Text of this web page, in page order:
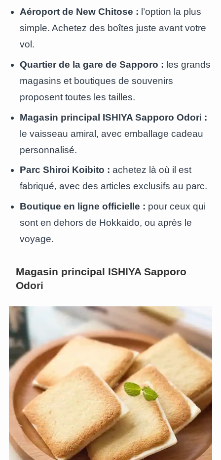
Aéroport de New Chitose : l’option la plus
simple. Achetez des boîtes juste avant votre
vol.
Quartier de la gare de Sapporo : les grands
magasins et boutiques de souvenirs
proposent toutes les tailles.
Magasin principal ISHIYA Sapporo Odori :
le vaisseau amiral, avec emballage cadeau
personnalisé.
Parc Shiroi Koibito : achetez là où il est
fabriqué, avec des articles exclusifs au parc.
Boutique en ligne officielle : pour ceux qui
sont en dehors de Hokkaido, ou après le
voyage.
Magasin principal ISHIYA Sapporo
Odori